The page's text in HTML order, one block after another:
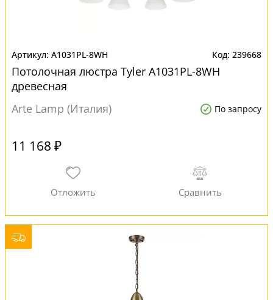
A1031PL-8WH 239668
Потолочная люстра Tyler A1031PL-8WH
древесная
Arte Lamp (Италия)
По запросу
11 168 ₽